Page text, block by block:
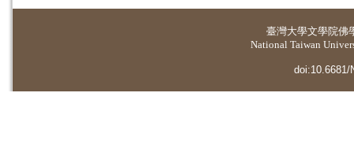
臺灣大學文學院佛
National Taiwan
doi:10.6681/